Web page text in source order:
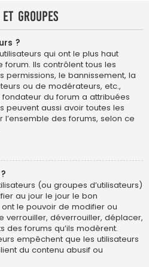
groupes
?
qui ont le plus haut
Ils contrôlent tous les
le bannissement, la
ou de modérateurs, etc.,
du forum a attribuées
peuvent aussi avoir toutes les
des forums, selon ce
(ou groupes d’utilisateurs)
au jour le jour le bon
le pouvoir de modifier ou
verrouiller, déverrouiller, déplacer,
des forums qu’ils modèrent.
empêchent que les utilisateurs
du contenu abusif ou